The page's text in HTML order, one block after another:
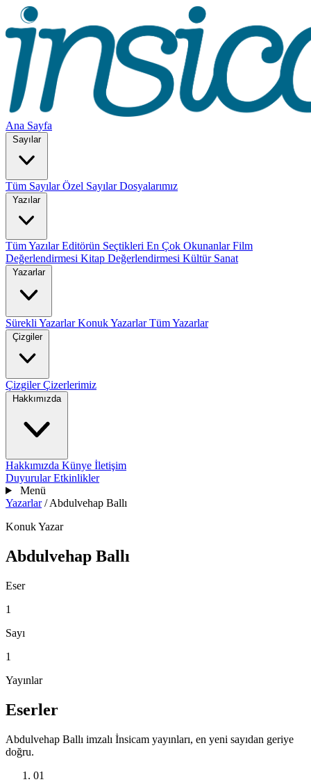
Ana Sayfa
Sayılar
Tüm SayılarÖzel SayılarDosyalarımız
Yazılar
Tüm YazılarEditörün Seçtikleri En Çok OkunanlarFilm
Değerlendirmesi Kitap Değerlendirmesi Kültür Sanat
Yazarlar
Sürekli YazarlarKonuk YazarlarTüm Yazarlar
Çizgiler
ÇizgilerÇizerlerimiz
Hakkımızda
Hakkımızda Künye İletişim
DuyurularEtkinlikler
Menü
Yazarlar / Abdulvehap Ballı
Konuk Yazar
Abdulvehap Ballı
Eser
1
Sayı
1
Yayınlar
Eserler
Abdulvehap Ballı imzalı İnsicam yayınları, en yeni sayıdan geriye
doğru.
01